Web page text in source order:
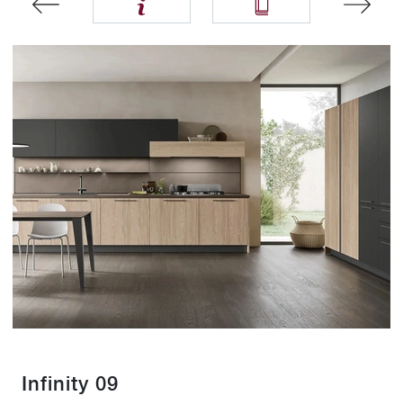
Infinity 09